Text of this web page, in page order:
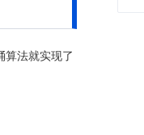
算法就实现了